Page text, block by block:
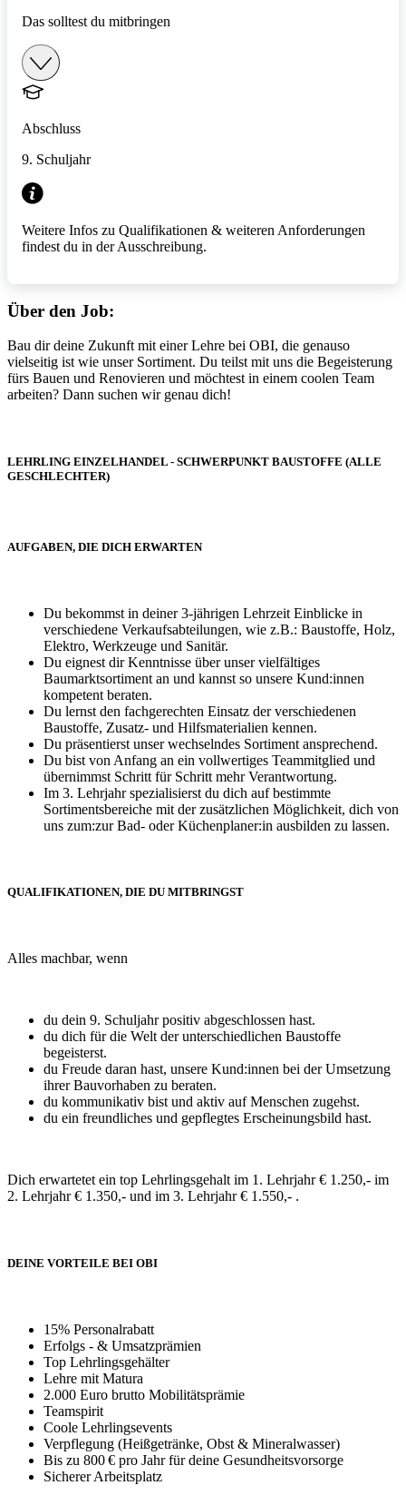
Das solltest du mitbringen
Abschluss
9. Schuljahr
Weitere Infos zu Qualifikationen & weiteren Anforderungen
findest du in der Ausschreibung.
Über den Job:
Bau dir deine Zukunft mit einer Lehre bei OBI, die genauso
vielseitig ist wie unser Sortiment. Du teilst mit uns die Begeisterung
fürs Bauen und Renovieren und möchtest in einem coolen Team
arbeiten? Dann suchen wir genau dich!
LEHRLING EINZELHANDEL - SCHWERPUNKT BAUSTOFFE (ALLE
GESCHLECHTER)
AUFGABEN, DIE DICH ERWARTEN
Du bekommst in deiner 3-jährigen Lehrzeit Einblicke in
verschiedene Verkaufsabteilungen, wie z.B.: Baustoffe, Holz,
Elektro, Werkzeuge und Sanitär.
Du eignest dir Kenntnisse über unser vielfältiges
Baumarktsortiment an und kannst so unsere Kund:innen
kompetent beraten.
Du lernst den fachgerechten Einsatz der verschiedenen
Baustoffe, Zusatz- und Hilfsmaterialien kennen.
Du präsentierst unser wechselndes Sortiment ansprechend.
Du bist von Anfang an ein vollwertiges Teammitglied und
übernimmst Schritt für Schritt mehr Verantwortung.
Im 3. Lehrjahr spezialisierst du dich auf bestimmte
Sortimentsbereiche mit der zusätzlichen Möglichkeit, dich von
uns zum:zur Bad- oder Küchenplaner:in ausbilden zu lassen.
QUALIFIKATIONEN, DIE DU MITBRINGST
Alles machbar, wenn
du dein 9. Schuljahr positiv abgeschlossen hast.
du dich für die Welt der unterschiedlichen Baustoffe
begeisterst.
du Freude daran hast, unsere Kund:innen bei der Umsetzung
ihrer Bauvorhaben zu beraten.
du kommunikativ bist und aktiv auf Menschen zugehst.
du ein freundliches und gepflegtes Erscheinungsbild hast.
Dich erwartetet ein top Lehrlingsgehalt im 1. Lehrjahr € 1.250,- im
2. Lehrjahr € 1.350,- und im 3. Lehrjahr € 1.550,- .
DEINE VORTEILE BEI OBI
15% Personalrabatt
Erfolgs - & Umsatzprämien
Top Lehrlingsgehälter
Lehre mit Matura
2.000 Euro brutto Mobilitätsprämie
Teamspirit
Coole Lehrlingsevents
Verpflegung (Heißgetränke, Obst & Mineralwasser)
Bis zu 800 € pro Jahr für deine Gesundheitsvorsorge
Sicherer Arbeitsplatz